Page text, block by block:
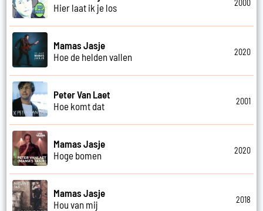
Hier laat ik je los
2000
Mamas Jasje
Hoe de helden vallen
2020
Peter Van Laet
Hoe komt dat
2001
Mamas Jasje
Hoge bomen
2020
Mamas Jasje
Hou van mij
2018